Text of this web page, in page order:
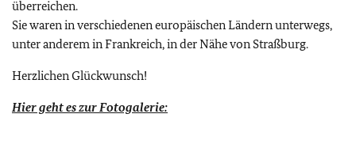
überreichen.
Sie waren in verschiedenen europäischen Ländern unterwegs,
unter anderem in Frankreich, in der Nähe von Straßburg.
Herzlichen Glückwunsch!
Hier geht es zur Fotogalerie: